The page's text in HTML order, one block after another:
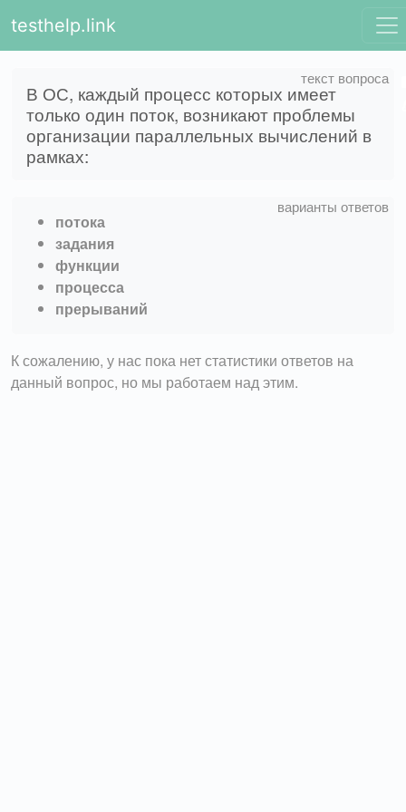
testhelp.link
В ОС, каждый процесс которых имеет
только один поток, возникают проблемы
организации параллельных вычислений в
рамках:
потока
задания
функции
процесса
прерываний
К сожалению, у нас пока нет статистики ответов на
данный вопрос, но мы работаем над этим.